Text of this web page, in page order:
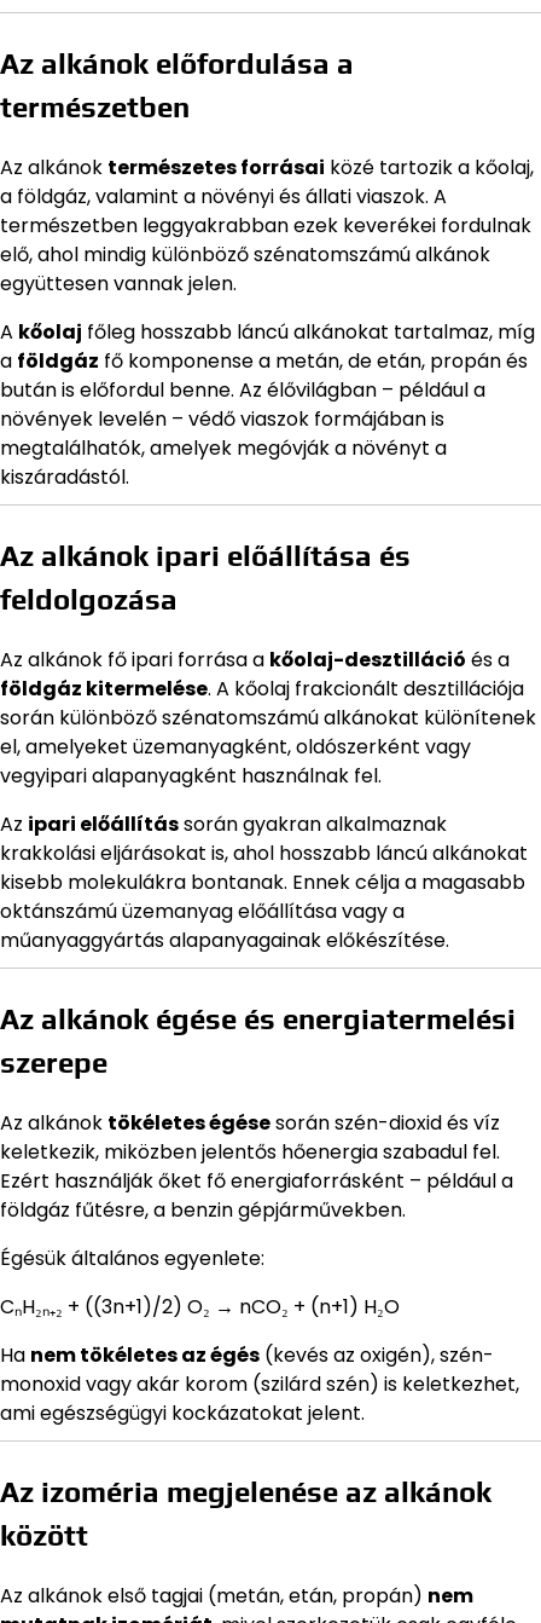
Az alkánok előfordulása a
természetben
Az alkánok természetes forrásai közé tartozik a kőolaj,
a földgáz, valamint a növényi és állati viaszok. A
természetben leggyakrabban ezek keverékei fordulnak
elő, ahol mindig különböző szénatomszámú alkánok
együttesen vannak jelen.
A kőolaj főleg hosszabb láncú alkánokat tartalmaz, míg
a földgáz fő komponense a metán, de etán, propán és
bután is előfordul benne. Az élővilágban – például a
növények levelén – védő viaszok formájában is
megtalálhatók, amelyek megóvják a növényt a
kiszáradástól.
Az alkánok ipari előállítása és
feldolgozása
Az alkánok fő ipari forrása a kőolaj-desztilláció és a
földgáz kitermelése. A kőolaj frakcionált desztillációja
során különböző szénatomszámú alkánokat különítenek
el, amelyeket üzemanyagként, oldószerként vagy
vegyipari alapanyagként használnak fel.
Az ipari előállítássorán gyakran alkalmaznak
krakkolási eljárásokat is, ahol hosszabb láncú alkánokat
kisebb molekulákra bontanak. Ennek célja a magasabb
oktánszámú üzemanyag előállítása vagy a
műanyaggyártás alapanyagainak előkészítése.
Az alkánok égése és energiatermelési
szerepe
Az alkánok tökéletes égésesorán szén-dioxid és víz
keletkezik, miközben jelentős hőenergia szabadul fel.
Ezért használják őket fő energiaforrásként – például a
földgáz fűtésre, a benzin gépjárművekben.
Égésük általános egyenlete:
CₙH₂ₙ₊₂ + ((3n+1)/2) O₂ → nCO₂ + (n+1) H₂O
Ha nem tökéletes az égés (kevés az oxigén), szén-
monoxid vagy akár korom (szilárd szén) is keletkezhet,
ami egészségügyi kockázatokat jelent.
Az izoméria megjelenése az alkánok
között
Az alkánok első tagjai (metán, etán, propán) nem